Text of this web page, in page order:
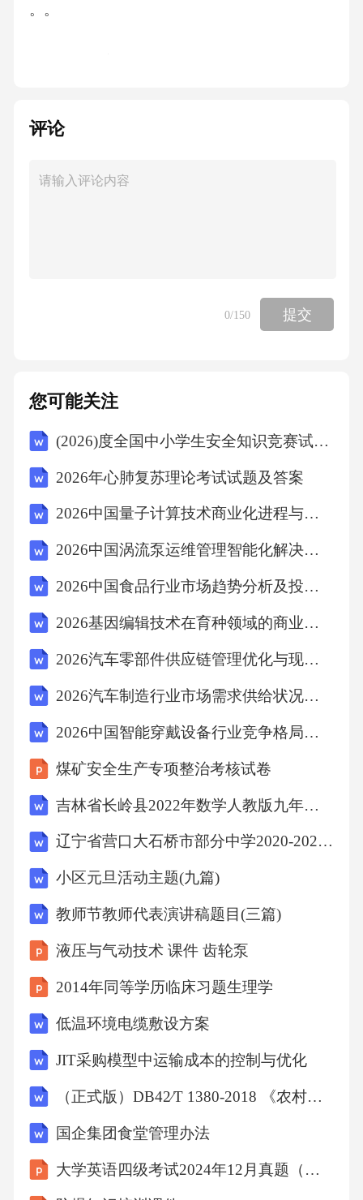
。。
明刘佳凯马梓文高俊琴罗芳丽翟杰休
:、、、、、、、、、、
武亚楠王瑞卿
、。
LY/T3352—2023
国际湿地城市认证提名指标
1范围
本文件规定了国际湿地城市认证提名的原则指
标等
、。
本文件适用于中华人民共和国范围内的国际湿
地城市的认证提名
。
下列文件中的内容通过文中的规范性引用而构
成本文件必不可少的条款其中注日期的引用文
评论
0/150 提交
您可能关注
(2026)度全国中小学生安全知识竞赛试题库及答案
2026年心肺复苏理论考试试题及答案
2026中国量子计算技术商业化进程与市场规模预测分析报告
2026中国涡流泵运维管理智能化解决方案报告
2026中国食品行业市场趋势分析及投资价值评估研究报告
2026基因编辑技术在育种领域的商业化应用与监管趋势报告
2026汽车零部件供应链管理优化与现代企业运营模式
2026汽车制造行业市场需求供给状况及未来发展策略研究报告
2026中国智能穿戴设备行业竞争格局分析及行业投资机会发展策略报告
煤矿安全生产专项整治考核试卷
吉林省长岭县2022年数学人教版九年级下册中考仿真单元综合训练(三)月考试卷
辽宁省营口大石桥市部分中学2020-2021学年八年级上学期第一次质量检测数学试题
小区元旦活动主题(九篇)
教师节教师代表演讲稿题目(三篇)
液压与气动技术 课件 齿轮泵
2014年同等学历临床习题生理学
低温环境电缆敷设方案
JIT采购模型中运输成本的控制与优化
（正式版）DB42∕T 1380-2018 《农村公路工程技术标准》
国企集团食堂管理办法
大学英语四级考试2024年12月真题（第一套）Part II Listening Comprehension